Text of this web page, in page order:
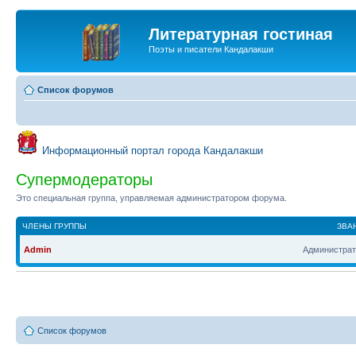
Литературная гостиная
Поэты и писатели Кандалакши
Список форумов
Информационный портал города Кандалакши
Супермодераторы
Это специальная группа, управляемая администратором форума.
ЧЛЕНЫ ГРУППЫ
Admin
Список форумов